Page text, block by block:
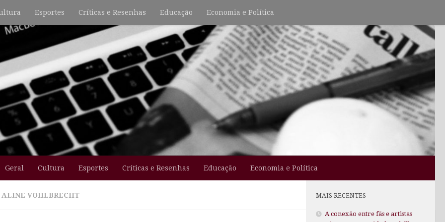
Esportes Críticas e Resenhas Educação Economia e Política
Geral Cultura Esportes Críticas e Resenhas Educação Economia e Política
ALINE VOHLBRECHT MAIS RECENTES
A conexão entre fãs e artistas